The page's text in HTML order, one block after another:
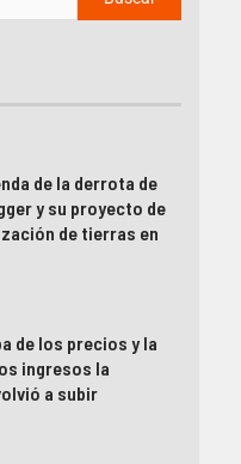
de la derrota de
y su proyecto de
de tierras en
de los precios y la
ingresos la
a subir